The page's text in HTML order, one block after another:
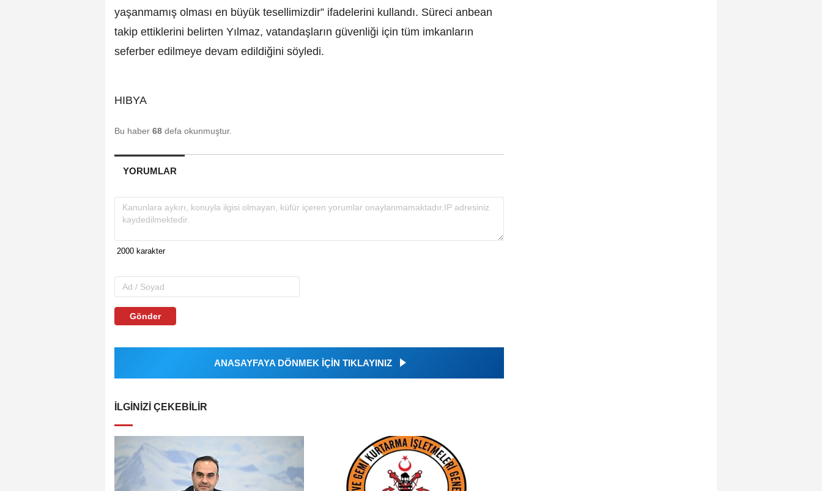
yaşanmamış olması en büyük tesellimizdir” ifadelerini kullandı. Süreci anbean
takip ettiklerini belirten Yılmaz, vatandaşların güvenliği için tüm imkanların
seferber edilmeye devam edildiğini söyledi.
HIBYA
Bu haber 68 defa okunmuştur.
YORUMLAR
Gönder
ANASAYFAYA DÖNMEK İÇİN TIKLAYINIZ
İLGINIZI ÇEKEBILIR